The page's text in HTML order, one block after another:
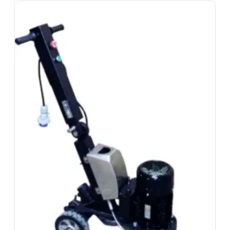
du matériel en bon état. Les abrasifs usés sont à
Assurance bris de machine en option.